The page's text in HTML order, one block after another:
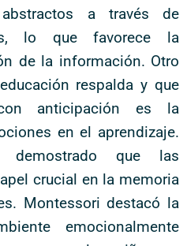
a través de
lo que favorece la
de la información. Otro
respalda y que
anticipación es la
en el aprendizaje.
demostrado que las
crucial en la memoria
Montessori destacó la
emocionalmente